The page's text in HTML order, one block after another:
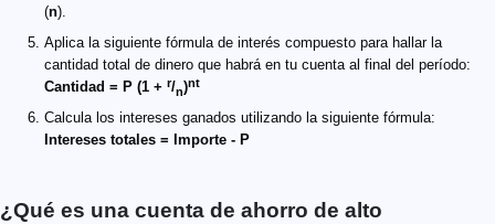
(n).
Aplica la siguiente fórmula de interés compuesto para hallar la
cantidad total de dinero que habrá en tu cuenta al final del período:
Cantidad = P (1 + r/n)nt
Calcula los intereses ganados utilizando la siguiente fórmula:
Intereses totales = Importe - P
¿Qué es una cuenta de ahorro de alto